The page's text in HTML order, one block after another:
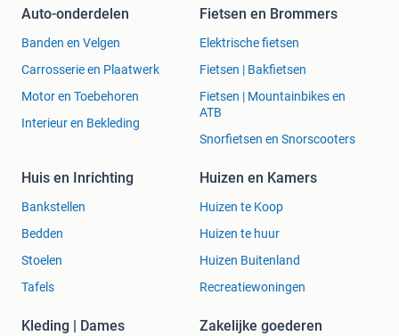
Auto-onderdelen
Banden en Velgen
Carrosserie en Plaatwerk
Motor en Toebehoren
Interieur en Bekleding
Fietsen en Brommers
Elektrische fietsen
Fietsen | Bakfietsen
Fietsen | Mountainbikes en
ATB
Snorfietsen en Snorscooters
Huis en Inrichting
Bankstellen
Bedden
Stoelen
Tafels
Huizen en Kamers
Huizen te Koop
Huizen te huur
Huizen Buitenland
Recreatiewoningen
Kleding | Dames Zakelijke goederen